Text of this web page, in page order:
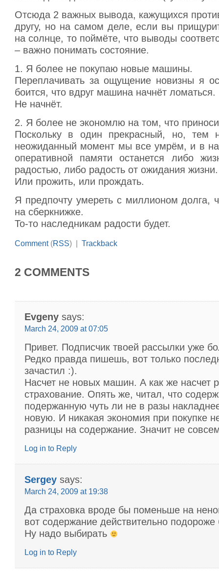
Отсюда 2 важных вывода, кажущихся
другу, но на самом деле, если вы
на солнце, то поймёте, что выводы
– важно понимать состояние.
1. Я более не покупаю новые машины.
Переплачивать за ощущение новизны я
боится, что вдруг машина начнёт ломаться.
Не начнёт.
2. Я более не экономлю на том, что
Поскольку в один прекрасный, но, тем
неожиданный момент мы все умрём, и в
оперативной памяти останется либо
радостью, либо радость от ожидания жизни.
Или прожить, или прождать.
Я предпочту умереть с миллионом долга,
на сберкнижке.
То-то наследникам радости будет.
Comment(RSS) | Trackback
2 COMMENTS
Evgeny says:
March 24, 2009 at 07:05
Привет. Подписчик твоей рассылки уже
Редко правда пишешь, вот только
зачастил :).
Насчет не новых машин. А как же насчет
страхование. Опять же, читал, что
подержанную чуть ли не в разы
новую. И никакая экономия при покупке
разницы на содержание. Значит не
Log in to Reply
Sergey says:
March 24, 2009 at 19:38
Да страховка вроде бы поменьше на
вот содержание действительно подороже
Ну надо выбирать
Log in to Reply